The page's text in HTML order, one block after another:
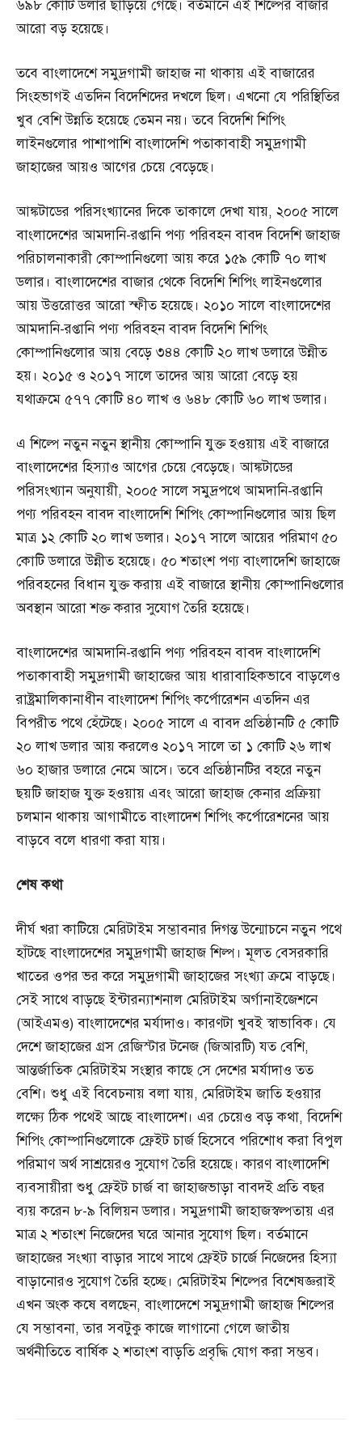
৬৯৮ কোটি ডলার ছাড়িয়ে গেছে। বর্তমানে এই শিল্পের বাজার
আরো বড় হয়েছে।
তবে বাংলাদেশে সমুদ্রগামী জাহাজ না থাকায় এই বাজারের
সিংহভাগই এতদিন বিদেশিদের দখলে ছিল। এখনো যে পরিস্থিতির
খুব বেশি উন্নতি হয়েছে তেমন নয়। তবে বিদেশি শিপিং
লাইনগুলোর পাশাপাশি বাংলাদেশি পতাকাবাহী সমুদ্রগামী
জাহাজের আয়ও আগের চেয়ে বেড়েছে।
আঙ্কটাডের পরিসংখ্যানের দিকে তাকালে দেখা যায়, ২০০৫ সালে
বাংলাদেশের আমদানি-রপ্তানি পণ্য পরিবহন বাবদ বিদেশি জাহাজ
পরিচালনাকারী কোম্পানিগুলো আয় করে ১৫৯ কোটি ৭০ লাখ
ডলার। বাংলাদেশের বাজার থেকে বিদেশি শিপিং লাইনগুলোর
আয় উত্তরোত্তর আরো স্ফীত হয়েছে। ২০১০ সালে বাংলাদেশের
আমদানি-রপ্তানি পণ্য পরিবহন বাবদ বিদেশি শিপিং
কোম্পানিগুলোর আয় বেড়ে ৩৪৪ কোটি ২০ লাখ ডলারে উন্নীত
হয়। ২০১৫ ও ২০১৭ সালে তাদের আয় আরো বেড়ে হয়
যথাক্রমে ৫৭৭ কোটি ৪০ লাখ ও ৬৪৮ কোটি ৬০ লাখ ডলার।
এ শিল্পে নতুন নতুন স্থানীয় কোম্পানি যুক্ত হওয়ায় এই বাজারে
বাংলাদেশের হিস্যাও আগের চেয়ে বেড়েছে। আঙ্কটাডের
পরিসংখ্যান অনুযায়ী, ২০০৫ সালে সমুদ্রপথে আমদানি-রপ্তানি
পণ্য পরিবহন বাবদ বাংলাদেশি শিপিং কোম্পানিগুলোর আয় ছিল
মাত্র ১২ কোটি ২০ লাখ ডলার। ২০১৭ সালে আয়ের পরিমাণ ৫০
কোটি ডলারে উন্নীত হয়েছে। ৫০ শতাংশ পণ্য বাংলাদেশি জাহাজে
পরিবহনের বিধান যুক্ত করায় এই বাজারে স্থানীয় কোম্পানিগুলোর
অবস্থান আরো শক্ত করার সুযোগ তৈরি হয়েছে।
বাংলাদেশের আমদানি-রপ্তানি পণ্য পরিবহন বাবদ বাংলাদেশি
পতাকাবাহী সমুদ্রগামী জাহাজের আয় ধারাবাহিকভাবে বাড়লেও
রাষ্ট্রমালিকানাধীন বাংলাদেশ শিপিং কর্পোরেশন এতদিন এর
বিপরীত পথে হেঁটেছে। ২০০৫ সালে এ বাবদ প্রতিষ্ঠানটি ৫ কোটি
২০ লাখ ডলার আয় করলেও ২০১৭ সালে তা ১ কোটি ২৬ লাখ
৬০ হাজার ডলারে নেমে আসে। তবে প্রতিষ্ঠানটির বহরে নতুন
ছয়টি জাহাজ যুক্ত হওয়ায় এবং আরো জাহাজ কেনার প্রক্রিয়া
চলমান থাকায় আগামীতে বাংলাদেশ শিপিং কর্পোরেশনের আয়
বাড়বে বলে ধারণা করা যায়।
শেষকথা
দীর্ঘ খরা কাটিয়ে মেরিটাইম সম্ভাবনার দিগন্ত উন্মোচনে নতুন পথে
হাঁটছে বাংলাদেশের সমুদ্রগামী জাহাজ শিল্প। মূলত বেসরকারি
খাতের ওপর ভর করে সমুদ্রগামী জাহাজের সংখ্যা ক্রমে বাড়ছে।
সেই সাথে বাড়ছে ইন্টারন্যাশনাল মেরিটাইম অর্গানাইজেশনে
(আইএমও) বাংলাদেশের মর্যাদাও। কারণটা খুবই স্বাভাবিক। যে
দেশে জাহাজের গ্রস রেজিস্টার টনেজ (জিআরটি) যত বেশি,
আন্তর্জাতিক মেরিটাইম সংস্থার কাছে সে দেশের মর্যাদাও তত
বেশি। শুধু এই বিবেচনায় বলা যায়, মেরিটাইম জাতি হওয়ার
লক্ষ্যে ঠিক পথেই আছে বাংলাদেশ। এর চেয়েও বড় কথা, বিদেশি
শিপিং কোম্পানিগুলোকে ফ্রেইট চার্জ হিসেবে পরিশোধ করা বিপুল
পরিমাণ অর্থ সাশ্রয়েরও সুযোগ তৈরি হয়েছে। কারণ বাংলাদেশি
ব্যবসায়ীরা শুধু ফ্রেইট চার্জ বা জাহাজভাড়া বাবদই প্রতি বছর
ব্যয় করেন ৮-৯ বিলিয়ন ডলার। সমুদ্রগামী জাহাজস্বল্পতায় এর
মাত্র ২ শতাংশ নিজেদের ঘরে আনার সুযোগ ছিল। বর্তমানে
জাহাজের সংখ্যা বাড়ার সাথে সাথে ফ্রেইট চার্জে নিজেদের হিস্যা
বাড়ানোরও সুযোগ তৈরি হচ্ছে। মেরিটাইম শিল্পের বিশেষজ্ঞরাই
এখন অংক কষে বলছেন, বাংলাদেশে সমুদ্রগামী জাহাজ শিল্পের
যে সম্ভাবনা, তার সবটুকু কাজে লাগানো গেলে জাতীয়
অর্থনীতিতে বার্ষিক ২ শতাংশ বাড়তি প্রবৃদ্ধি যোগ করা সম্ভব।